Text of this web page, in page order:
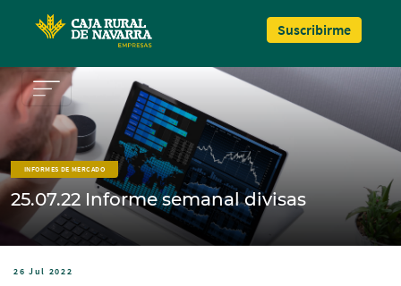
Suscribirme
INFORMES DE MERCADO
25.07.22 Informe semanal divisas
26 Jul 2022